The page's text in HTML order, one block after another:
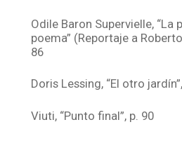
Odile Baron Supervielle, “La
poema” (Reportaje a
86
Doris Lessing, “El otro
Viuti, “Punto final”, p. 90